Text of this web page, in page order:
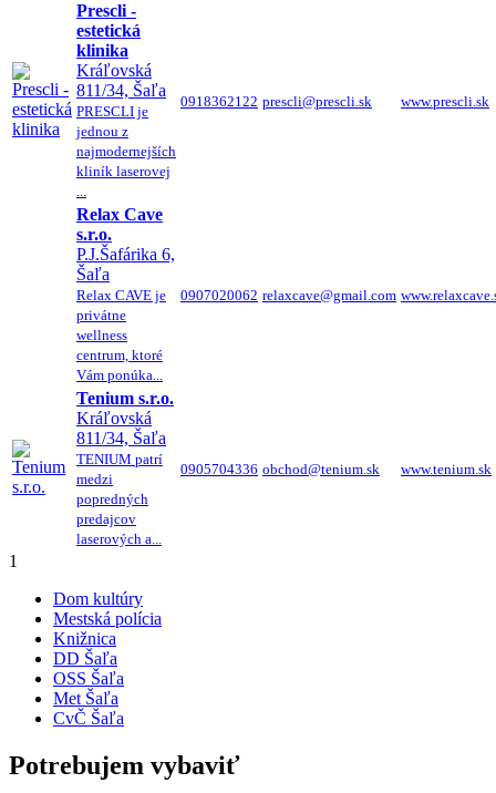
Prescli -
estetická
klinika
Kráľovská
811/34, Šaľa
PRESCLI je
jednou z
najmodernejších
kliník laserovej
...
0918362122 prescli@prescli.sk www.prescli.sk
Relax Cave
s.r.o.
P.J.Šafárika 6,
Šaľa
Relax CAVE je
privátne
wellness
centrum, ktoré
Vám ponúka...
0907020062 relaxcave@gmail.com
Tenium s.r.o.
Kráľovská
811/34, Šaľa
TENIUM patrí
medzi
popredných
predajcov
laserových a...
0905704336 obchod@tenium.sk www.tenium.sk
1
Dom kultúry
Mestská polícia
Knižnica
DD Šaľa
OSS Šaľa
Met Šaľa
CvČ Šaľa
Potrebujem vybaviť